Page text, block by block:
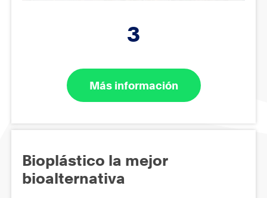
3
Más información
Bioplástico la mejor
bioalternativa